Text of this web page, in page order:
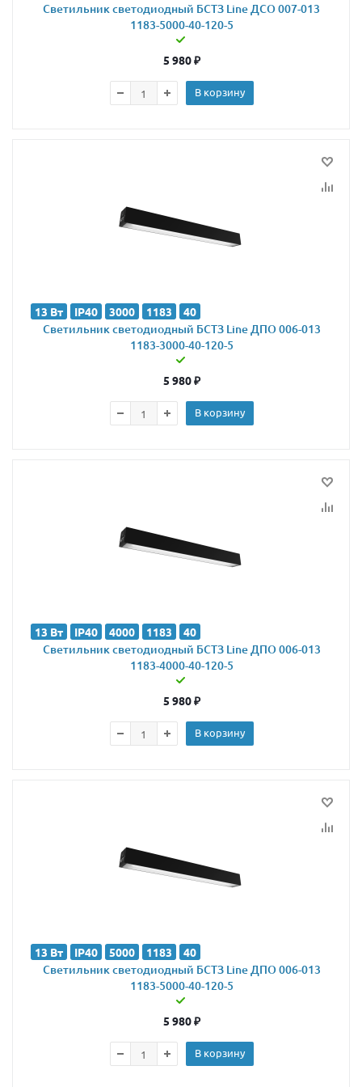
Светильник светодиодный БСТЗ Line ДСО 007-013
1183-5000-40-120-5
5 980₽
В корзину
13 Вт IP40 3000 1183 40
Светильник светодиодный БСТЗ Line ДПО 006-013
1183-3000-40-120-5
5 980₽
В корзину
13 Вт IP40 4000 1183 40
Светильник светодиодный БСТЗ Line ДПО 006-013
1183-4000-40-120-5
5 980₽
В корзину
13 Вт IP40 5000 1183 40
Светильник светодиодный БСТЗ Line ДПО 006-013
1183-5000-40-120-5
5 980₽
В корзину